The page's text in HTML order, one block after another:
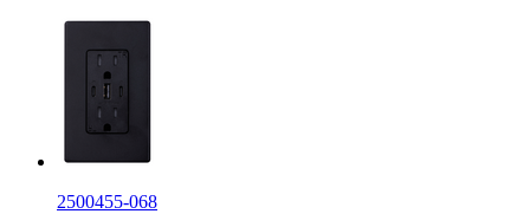
2500455-068